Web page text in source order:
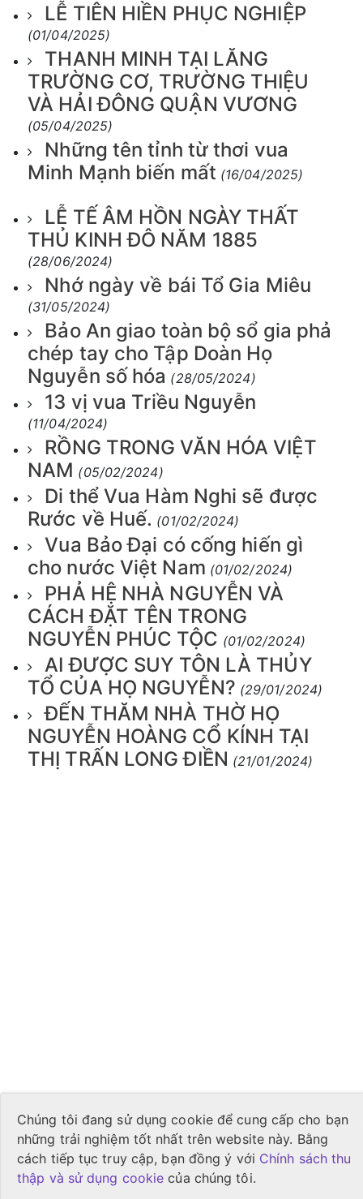
LỄ TIÊN HIỀN PHỤC NGHIỆP
(01/04/2025)
THANH MINH TẠI LĂNG
TRƯỜNG CƠ, TRƯỜNG THIỆU
VÀ HẢI ĐÔNG QUẬN VƯƠNG
(05/04/2025)
Những tên tỉnh từ thơi vua
Minh Mạnh biến mất (16/04/2025)
LỄ TẾ ÂM HỒN NGÀY THẤT
THỦ KINH ĐÔ NĂM 1885
(28/06/2024)
Nhớ ngày về bái Tổ Gia Miêu
(31/05/2024)
Bảo An giao toàn bộ sổ gia phả
chép tay cho Tập Doàn Họ
Nguyễn số hóa (28/05/2024)
13 vị vua Triều Nguyễn
(11/04/2024)
RỒNG TRONG VĂN HÓA VIỆT
NAM (05/02/2024)
Di thể Vua Hàm Nghi sẽ được
Rước về Huế. (01/02/2024)
Vua Bảo Đại có cống hiến gì
cho nước Việt Nam (01/02/2024)
PHẢ HỆ NHÀ NGUYỄN VÀ
CÁCH ĐẶT TÊN TRONG
NGUYỄN PHÚC TỘC (01/02/2024)
AI ĐƯỢC SUY TÔN LÀ THỦY
TỔ CỦA HỌ NGUYỄN? (29/01/2024)
ĐẾN THĂM NHÀ THỜ HỌ
NGUYỄN HOÀNG CỔ KÍNH TẠI
THỊ TRẤN LONG ĐIỀN (21/01/2024)
Chúng tôi đang sử dụng cookie để cung cấp cho bạn
những trải nghiệm tốt nhất trên website này. Bằng
cách tiếp tục truy cập, bạn đồng ý với Chính sách thu
thập và sử dụng cookie của chúng tôi.